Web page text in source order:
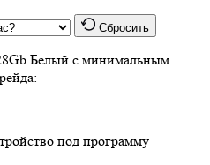
Сбросить
Белый с минимальным
под программу